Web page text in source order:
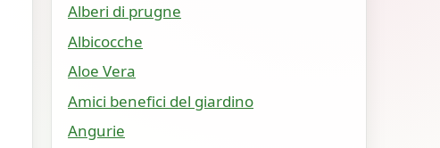
Alberi di prugne
Albicocche
Aloe Vera
Amici benefici del giardino
Angurie